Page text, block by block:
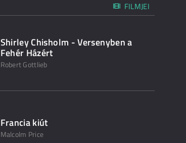
FILMJEI
Shirley Chisholm - Versenyben a
Fehér Házért
Robert Gottlieb
Francia kiút
Malcolm Price